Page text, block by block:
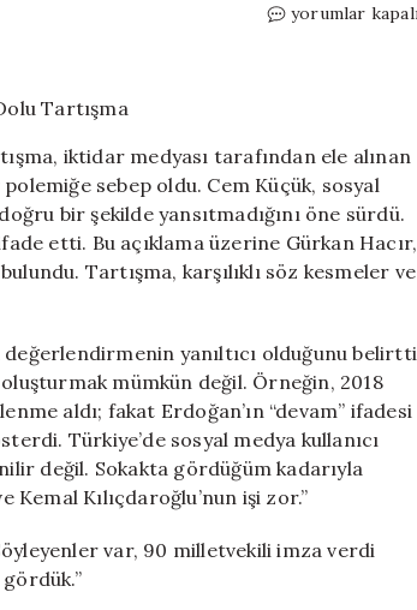
Cem
TGRT’de
Gerilim
Dolu
Tartışma
için
yorumlar
iktidar medyası tarafından ele alınan
sebep oldu. Cem Küçük, sosyal
bir şekilde yansıtmadığını öne sürdü.
etti. Bu açıklama üzerine Gürkan Hacır,
Tartışma, karşılıklı söz kesmeler ve
yanıltıcı olduğunu belirtti
mümkün değil. Örneğin, 2018
aldı; fakat Erdoğan’ın “devam” ifadesi
Türkiye’de sosyal medya kullanıcı
değil. Sokakta gördüğüm kadarıyla
Kılıçdaroğlu’nun işi zor.”
var, 90 milletvekili imza verdi